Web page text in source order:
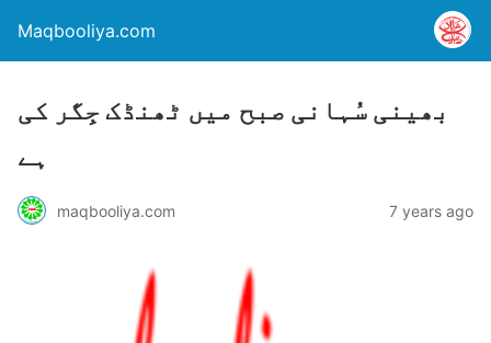
Maqbooliya.com
بھینی سُہانی صبح میں ٹھنڈک جِگر کی
ہے
maqbooliya.com 7 years ago